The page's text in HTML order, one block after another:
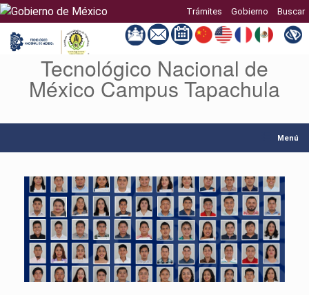
Trámites Gobierno Buscar
contenido
Tecnológico Nacional de
México Campus Tapachula
Menú